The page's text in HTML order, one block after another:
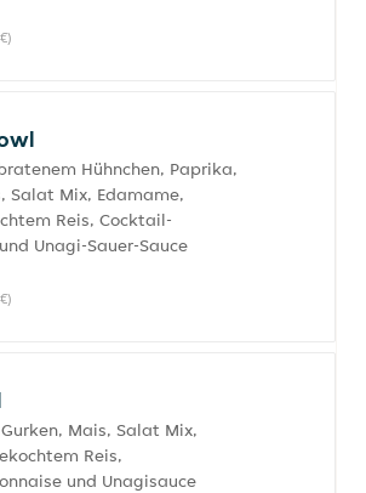
Hühnchen, Paprika,
Salat Mix, Edamame,
Reis, Cocktail-
Unagi-Sauer-Sauce
Mais, Salat Mix,
Reis,
und Unagisauce